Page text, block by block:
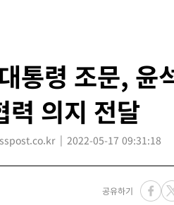
통령 조문, 윤
력 의지 전달
2022-05-17 09:31:18
공유하기